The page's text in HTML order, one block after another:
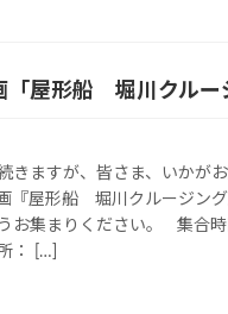
「屋形船 堀川クルー
きますが、皆さま、いかが
『屋形船 堀川クルージン
お集まりください。 集合
： […]